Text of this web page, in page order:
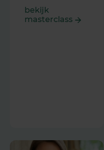
bekijk
masterclass